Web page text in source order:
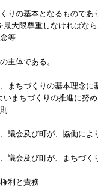
りの基本となるものであ
大限尊重しなければなら
等
主体である。
まちづくりの基本理念に
まちづくりの推進に努め
会及び町が、協働によ
会及び町が、まちづく
利と責務